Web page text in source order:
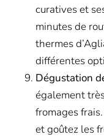
curatives et
minutes de
thermes
différentes
Dégustation
également
fromages
et goûtez les